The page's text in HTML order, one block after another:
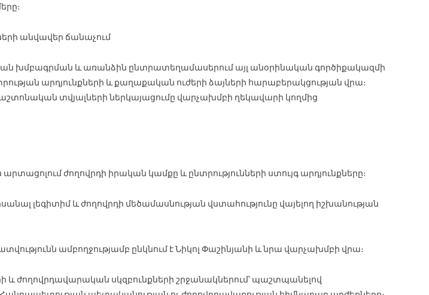
անվավեր ճանաչում
խմբագրման և առանձին ընտրատեղամասերում այլ անօրինական գործիքակազմի
արդյունքների և քաղաքական ուժերի ձայների հարաբերակցության վրա։
տվյալների ներկայացումը վարչախմբի ղեկավարի կողմից
ժողովրդի իրական կամքը և ընտրությունների ստույգ արդյունքները։
լեգիտիմ և ժողովրդի մեծամասնության վստահությունը վայելող իշխանության
ամբողջությամբ ընկնում է Նիկոլ Փաշինյանի և նրա վարչախմբի վրա։
և ժողովրդավարական սկզբունքների շրջանակներում՝ պաշտպանելով